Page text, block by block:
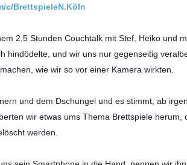
c/BrettspieleN.Köln
2,5 Stunden Couchtalk mit Stef, Heiko und
hindödelte, und wir uns nur gegenseitig
wie wir so vor einer Kamera wirkten.
und dem Dschungel und es stimmt, ab
wir etwas ums Thema Brettspiele
werden.